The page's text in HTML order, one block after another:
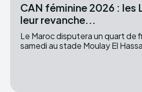
CAN féminine 2026 : les
leur revanche...
Le Maroc disputera un quart de
samedi au stade Moulay El